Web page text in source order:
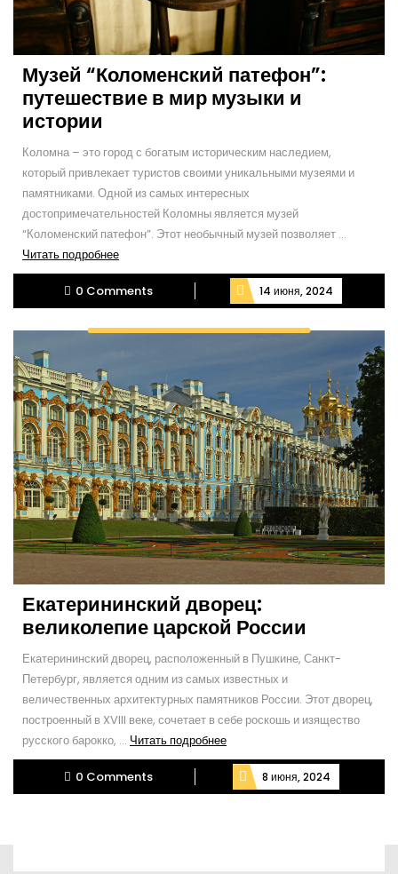
Музей “Коломенский патефон”:
путешествие в мир музыки и
истории
Коломна – это город с богатым историческим наследием,
который привлекает туристов своими уникальными музеями и
памятниками. Одной из самых интересных
достопримечательностей Коломны является музей
“Коломенский патефон”. Этот необычный музей позволяет ...
Читать подробнееЧитать
подробнее
0 Comments
14 июня, 2024
Екатерининский дворец:
великолепие царской России
Екатерининский дворец, расположенный в Пушкине, Санкт-
Петербург, является одним из самых известных и
величественных архитектурных памятников России. Этот дворец,
построенный в XVIII веке, сочетает в себе роскошь и изящество
русского барокко, ... Читать подробнееЧитать
подробнее
0 Comments
8 июня, 2024